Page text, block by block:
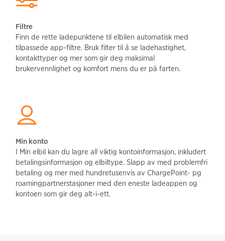
Filtre
Finn de rette ladepunktene til elbilen automatisk med
tilpassede app-filtre. Bruk filter til å se ladehastighet,
kontakttyper og mer som gir deg maksimal
brukervennlighet og komfort mens du er på farten.
Min konto
I Min elbil kan du lagre all viktig kontoinformasjon, inkludert
betalingsinformasjon og elbiltype. Slapp av med problemfri
betaling og mer med hundretusenvis av ChargePoint- pg
roamingpartnerstasjoner med den eneste ladeappen og
kontoen som gir deg alt-i-ett.